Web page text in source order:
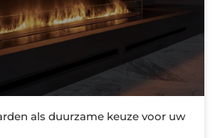
als duurzame keuze voor uw